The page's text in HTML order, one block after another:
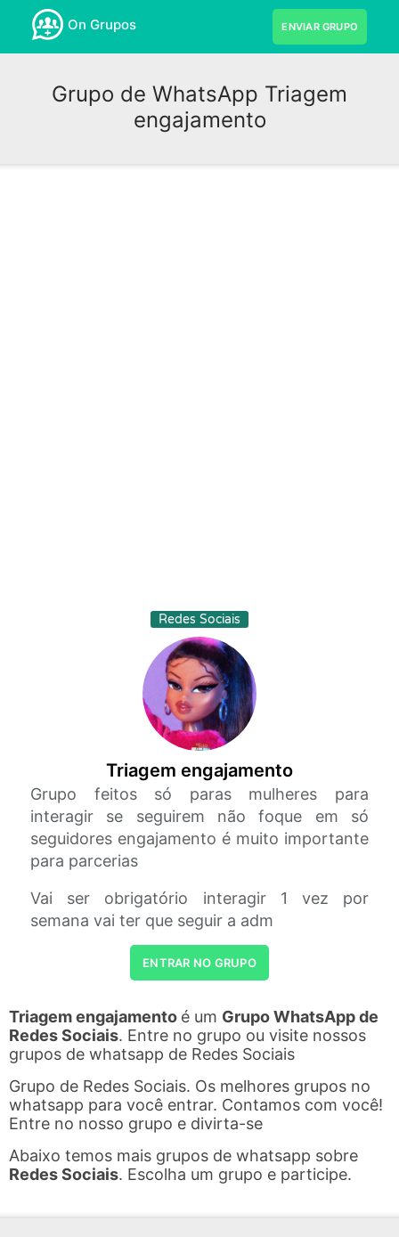
On Grupos ENVIAR GRUPO
Grupo de WhatsApp Triagem
engajamento
Redes Sociais
Triagem engajamento
Grupo feitos só paras mulheres para
interagir se seguirem não foque em só
seguidores engajamento é muito importante
para parcerias
Vai ser obrigatório interagir 1 vez por
semana vai ter que seguir a adm
ENTRAR NO GRUPO
Triagem engajamento é um Grupo WhatsApp de
Redes Sociais. Entre no grupo ou visite nossos
grupos de whatsapp de Redes Sociais
Grupo de Redes Sociais. Os melhores grupos no
whatsapp para você entrar. Contamos com você!
Entre no nosso grupo e divirta-se
Abaixo temos mais grupos de whatsapp sobre
Redes Sociais. Escolha um grupo e participe.